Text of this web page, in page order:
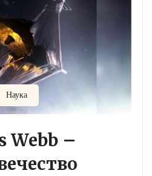
Наука
Webb –